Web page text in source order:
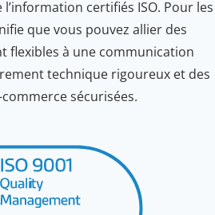
certifiés ISO. Pour les
que vous pouvez allier des
flexibles à une communication
technique rigoureux et des
sécurisées.